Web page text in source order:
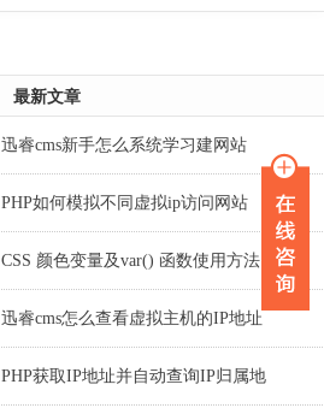
最新文章
迅睿cms新手怎么系统学习建网站
PHP如何模拟不同虚拟ip访问网站
CSS 颜色变量及var() 函数使用方法
迅睿cms怎么查看虚拟主机的IP地址
PHP获取IP地址并自动查询IP归属地